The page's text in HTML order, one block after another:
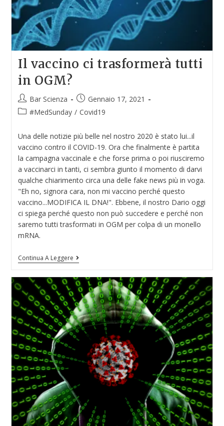
Il vaccino ci trasformerà tutti
in OGM?
Bar Scienza
Gennaio 17, 2021
#MedSunday / Covid19
Una delle notizie più belle nel nostro 2020 è stato lui...il
vaccino contro il COVID-19. Ora che finalmente è partita
la campagna vaccinale e che forse prima o poi riusciremo
a vaccinarci in tanti, ci sembra giunto il momento di darvi
qualche chiarimento circa una delle fake news più in voga.
"Eh no, signora cara, non mi vaccino perché questo
vaccino...MODIFICA IL DNA!". Ebbene, il nostro Dario oggi
ci spiega perché questo non può succedere e perché non
saremo tutti trasformati in OGM per colpa di un monello
mRNA.
Continua A Leggere